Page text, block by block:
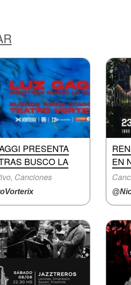
PRESENTA
BUSCO LA
Canciones
EN